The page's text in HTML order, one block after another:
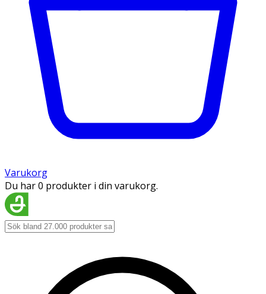
Varukorg
Du har 0 produkter i din varukorg.